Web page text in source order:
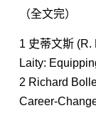
（全文完）
1 史蒂文斯
Laity:
2 Richard
Career-